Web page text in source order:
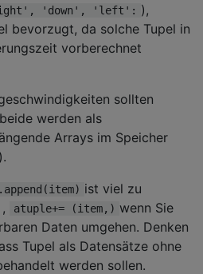
'down', 'left': ),
bevorzugt, da solche Tupel in
vorberechnet
sollten
werden als
Arrays im Speicher
ist viel zu
atuple+= (item,) wenn Sie
Daten umgehen. Denken
Tupel als Datensätze ohne
werden sollen.